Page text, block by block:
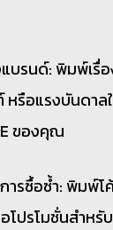
แบรนด์: พิมพ์เรื่
รือแรงบันดาล
ของคุณ
การซื้อซ้ำ: พิมพ์
โปรโมชั่นสำห